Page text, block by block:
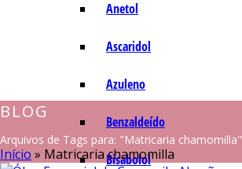
Anetol
Ascaridol
Azuleno
Benzaldeído
Bisabolol
BLOG
Arquivos de Tags para: "Matricaria chamomilla"
Início » Matricaria chamomilla